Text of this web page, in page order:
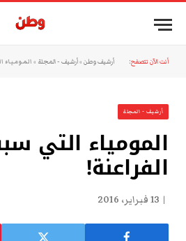
أنت الآن تتصفح: أرشيف وطن »أرشيف - المجلة » المومياء
أرشيف - المجلة
المومياء التي
الفراعنة!
13 فبراير، 2016